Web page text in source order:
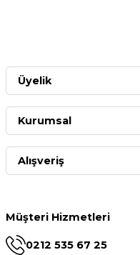
Müşteri Hizmetleri
0212 535 67 25
Üyelik
Kurumsal
Alışveriş